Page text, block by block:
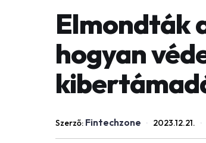
Elmondták
hogyan
Szerző: Fintechzone · 2023.12.21. ·